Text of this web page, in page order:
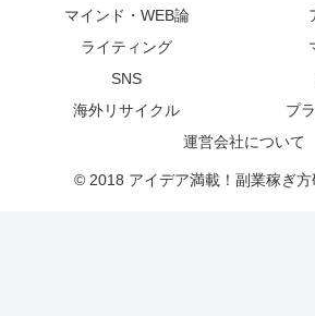
マインド・WEB論
ライティング
SNS
海外リサイクル
プ
運営会社について
© 2018 アイデア満載！副業稼ぎ方